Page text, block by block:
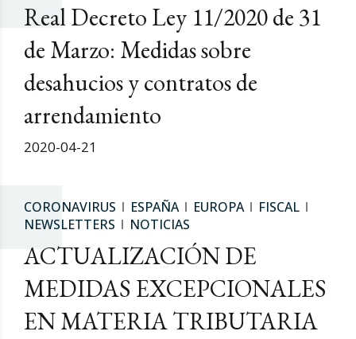
Real Decreto Ley 11/2020 de 31
de Marzo: Medidas sobre
desahucios y contratos de
arrendamiento
2020-04-21
CORONAVIRUS ESPAÑA EUROPA
FISCAL
NEWSLETTERS
NOTICIAS
ACTUALIZACIÓN DE
MEDIDAS EXCEPCIONALES
EN MATERIA TRIBUTARIA